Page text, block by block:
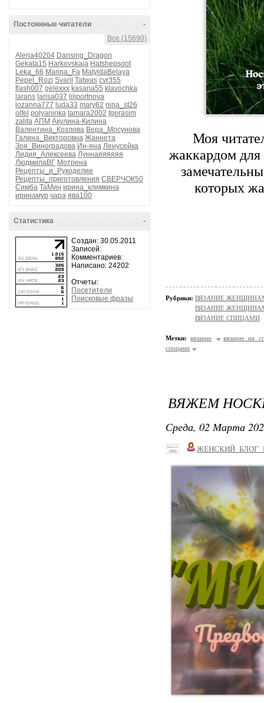
-
Постоянные читатели
Все (15690)
Alena40204 Dansing_Dragon
Gekata15 Harkovskaja Hatshepsoot
Leka_66 Marina_Fa MatyldaBelaya
Pepel_Rozi Svaril Tatwas cvr355
flash007 gelexxx kasana55 klavochka
larans larisa037 liliportnova
lozanna777 luda33 mary62 nina_st26
olfel polyaninka tamara2002 tgerasim
zalita АПМ Акулина-Килина
Валентина_Козлова Вера_Мосунова
Галина_Викторовна Жаннета
Зоя_Виноградова Ин-яна Ленусейка
Лидия_Алексеева Луннаяяяяяя
ЛюдмилаВГ Мотрена
Рецепты_и_Рукоделие
Рецепты_приготовления СВЕРЧОК50
Симба ТаМин ирина_климкина
иринамур чара ява100
-
Статистика
Создан: 30.05.2011
Записей:
Комментариев:
Написано: 24202
Отчеты:
Посетители
Поисковые фразы
Моя
жаккардом для
которых
Рубрики: ВЯЗАНИЕ ЖЕНЩИНАМ/
ВЯЗАНИЕ
ВЯЗАНИЕ СПИЦАМИ
Метки: вязание
вязание на
спицами
ВЯЖЕМ
Среда, 02 Марта